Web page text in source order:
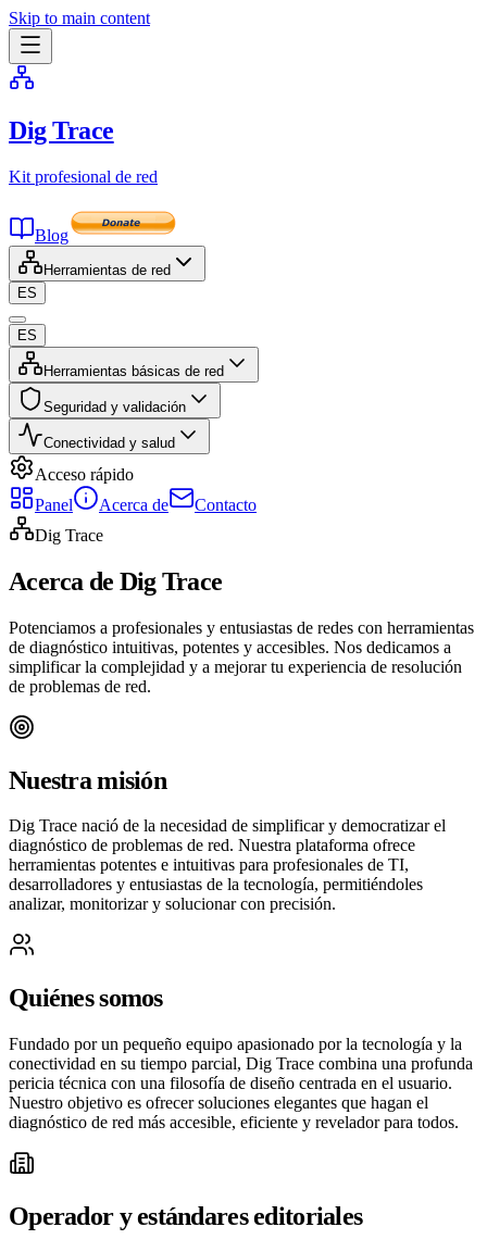
Skip to main content
Dig Trace
Kit profesional de red
Blog
Herramientas de red
ES
ES
Herramientas básicas de red
Seguridad y validación
Conectividad y salud
Acceso rápido
Panel
Acerca de
Contacto
Dig Trace
Acerca de Dig Trace
Potenciamos a profesionales y entusiastas de redes con herramientas
de diagnóstico intuitivas, potentes y accesibles. Nos dedicamos a
simplificar la complejidad y a mejorar tu experiencia de resolución
de problemas de red.
Nuestra misión
Dig Trace nació de la necesidad de simplificar y democratizar el
diagnóstico de problemas de red. Nuestra plataforma ofrece
herramientas potentes e intuitivas para profesionales de TI,
desarrolladores y entusiastas de la tecnología, permitiéndoles
analizar, monitorizar y solucionar con precisión.
Quiénes somos
Fundado por un pequeño equipo apasionado por la tecnología y la
conectividad en su tiempo parcial, Dig Trace combina una profunda
pericia técnica con una filosofía de diseño centrada en el usuario.
Nuestro objetivo es ofrecer soluciones elegantes que hagan el
diagnóstico de red más accesible, eficiente y revelador para todos.
Operador y estándares editoriales